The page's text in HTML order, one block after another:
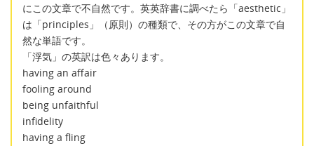
にこの文章で不自然です。英英辞書に調べたら「aesthetic」
は「principles」（原則）の種類で、その方がこの文章で自
然な単語です。
「浮気」の英訳は色々あります。
having an affair
fooling around
being unfaithful
infidelity
having a fling